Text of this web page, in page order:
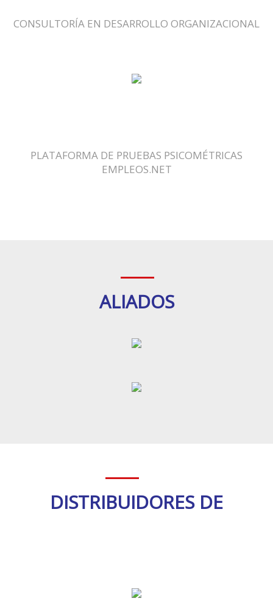
CONSULTORÍA EN DESARROLLO ORGANIZACIONAL
PLATAFORMA DE PRUEBAS PSICOMÉTRICAS
EMPLEOS.NET
ALIADOS
DISTRIBUIDORES DE